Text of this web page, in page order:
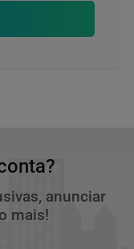
anunciar
mais!